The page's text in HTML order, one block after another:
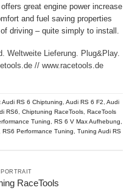
great engine power increase
and fuel saving properties
driving – quite simply to install.
Weltweite Lieferung. Plug&Play.
// www.racetools.de
Audi RS 6 Chiptuning Audi RS 6 F2 Audi
RS6 Chiptuning RaceTools RaceTools
Tuning RS 6 V Max Aufhebung
RS6 Performance Tuning
Tuning Audi RS
RaceTools